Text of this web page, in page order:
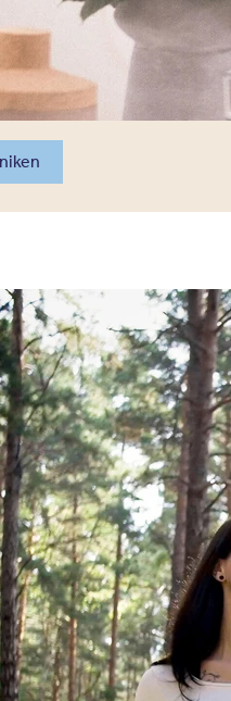
erhalten Sie
die
abgestimmt
in der Sie sich gut
unsere
und
am besten zu